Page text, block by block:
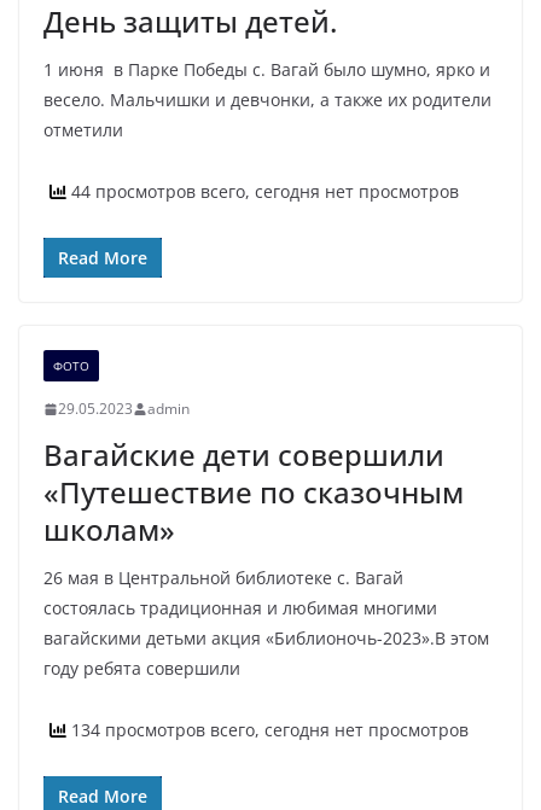
День защиты детей.
1 июня в Парке Победы с. Вагай было шумно, ярко и
весело. Мальчишки и девчонки, а также их родители
отметили
44 просмотров всего, сегодня нет просмотров
Read More
ФОТО
29.05.2023 admin
Вагайские дети совершили
«Путешествие по сказочным
школам»
26 мая в Центральной библиотеке с. Вагай
состоялась традиционная и любимая многими
вагайскими детьми акция «Библионочь-2023».В этом
году ребята совершили
134 просмотров всего, сегодня нет просмотров
Read More